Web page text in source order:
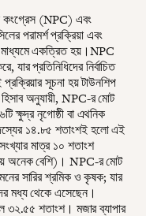
কংগ্রেস (NPC) এবং
পরামর্শ প্রক্রিয়া এবং
মাধ্যমে একত্রিত হয়।NPC
যার প্রতিনিধিদের নির্বাচিত
সূচনা হয় টাউনশিপ
হিসাব অনুযায়ী, NPC-র মোট
ক্ষুদ্র নৃগোষ্ঠী বা এথনিক
১৪.৮৫ শতাংশই হলো এই
মাত্র ১০ শতাংশ
অনেক বেশি)। NPC-র মোট
সারির শ্রমিক ও কৃষক; যার
মধ্য থেকে এসেছেন।
৩২.৫৫ শতাংশ। মজার ব্যাপার